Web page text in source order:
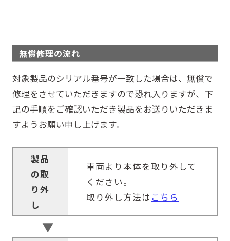
無償修理の流れ
対象製品のシリアル番号が一致した場合は、無償で
修理をさせていただきますので恐れ入りますが、下
記の手順をご確認いただき製品をお送りいただきま
すようお願い申し上げます。
製品
の取
り外
し
車両より本体を取り外して
ください。
取り外し方法は こちら
▼